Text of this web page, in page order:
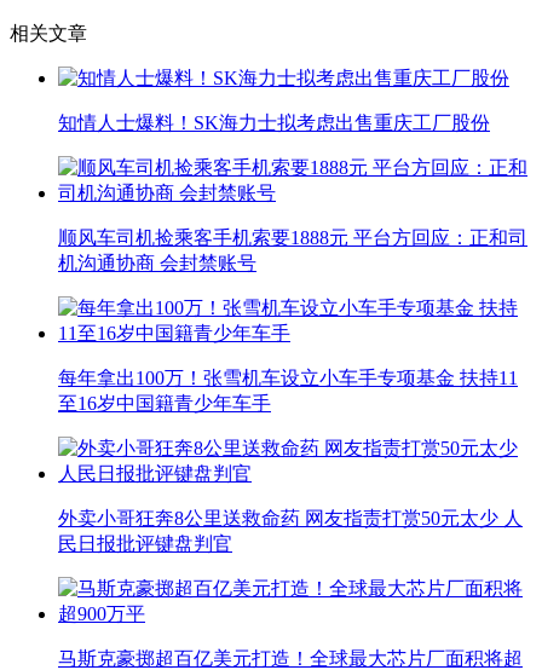
相关文章
知情人士爆料！SK海力士拟考虑出售重庆工厂股份
顺风车司机捡乘客手机索要1888元 平台方回应：正和司
机沟通协商 会封禁账号
每年拿出100万！张雪机车设立小车手专项基金 扶持11
至16岁中国籍青少年车手
外卖小哥狂奔8公里送救命药 网友指责打赏50元太少 人
民日报批评键盘判官
马斯克豪掷超百亿美元打造！全球最大芯片厂面积将超